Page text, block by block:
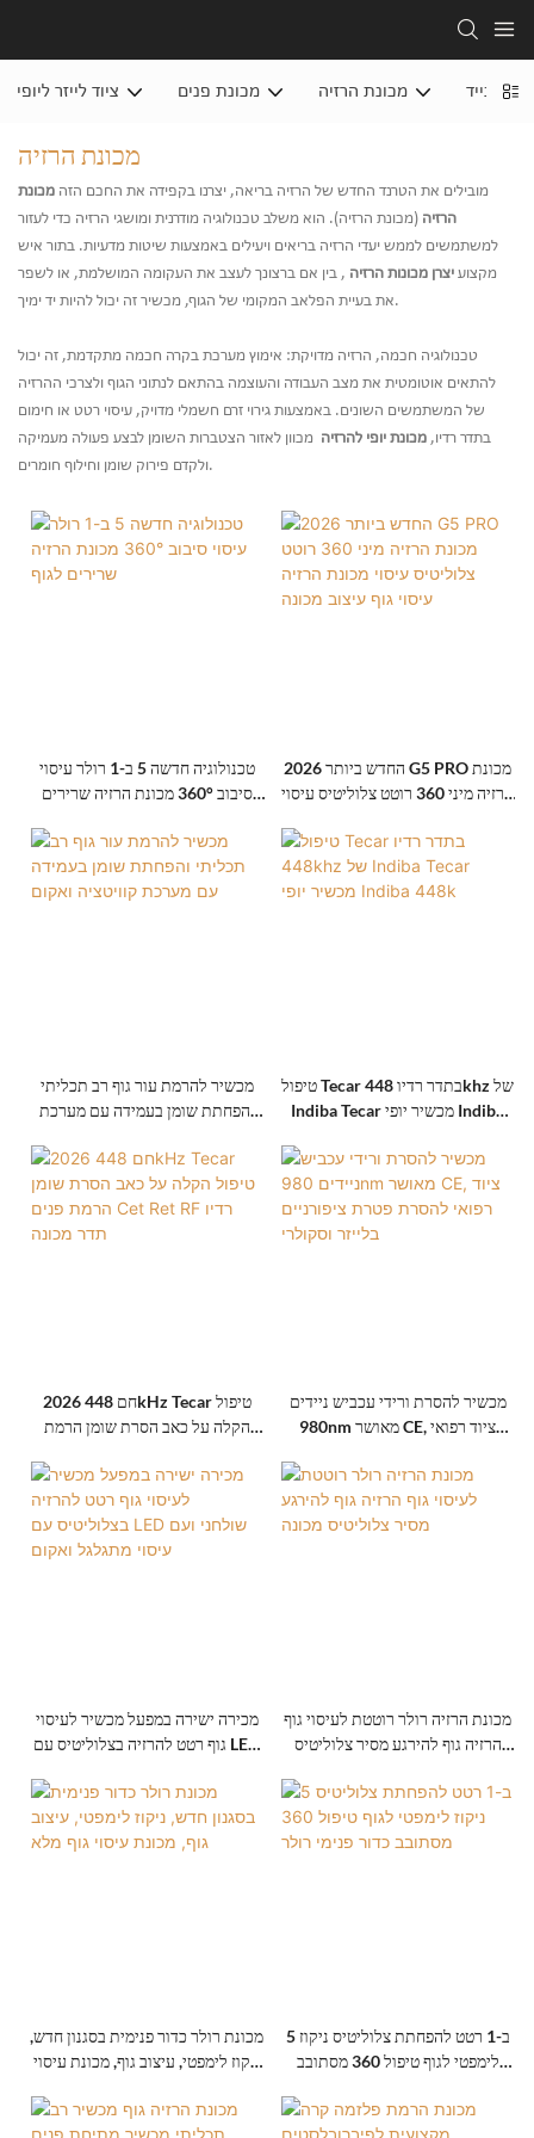
ציוד לייזר ליופי מכונת פנים מכונת הרזיה נייד
מכונת הרזיה
מובילים את הטרנד החדש של הרזיה בריאה, יצרנו בקפידה את החכם הזה מכונת
הרזיה (מכונת הרזיה). הוא משלב טכנולוגיה מודרנית ומושגי הרזיה כדי לעזור
למשתמשים לממש יעדי הרזיה בריאים ויעילים באמצעות שיטות מדעיות. בתור איש
מקצוע יצרן מכונות הרזיה , בין אם ברצונך לעצב את העקומה המושלמת, או לשפר
את בעיית הפלאב המקומי של הגוף, מכשיר זה יכול להיות יד ימיך.
טכנולוגיה חכמה, הרזיה מדויקת: אימוץ מערכת בקרה חכמה מתקדמת, זה יכול
להתאים אוטומטית את מצב העבודה והעוצמה בהתאם לנתוני הגוף ולצרכי ההרזיה
של המשתמשים השונים. באמצעות גירוי זרם חשמלי מדויק, עיסוי רטט או חימום
בתדר רדיו, מכונת יופי להרזיה מכוון לאזור הצטברות השומן לבצע פעולה מעמיקה
ולקדם פירוק שומן וחילוף חומרים.
טכנולוגיה חדשה 5 ב-1 רולר עיסוי
סיבוב 360° מכונת הרזיה שרירים
2026 החדש ביותר G5 PRO מכונת
הרזיה מיני 360 רוטט צלוליטיס עיסוי
מכשיר להרמת עור גוף רב תכליתי
והפחתת שומן בעמידה עם מערכת
טיפול Tecar בתדר רדיו 448khz של
Indiba Tecar מכשיר יופי Indiba
2026 חם 448kHz Tecar טיפול
הקלה על כאב הסרת שומן הרמת
מכשיר להסרת ורידי עכביש ניידים
980nm מאושר CE, ציוד רפואי
וסקולרי
מכירה ישירה במפעל מכשיר לעיסוי
גוף רטט להרזיה בצלוליטיס עם LED
מכונת הרזיה רולר רוטטת לעיסוי גוף
הרזיה גוף להירגע מסיר צלוליטיס
מכונת רולר כדור פנימית בסגנון חדש,
ניקוז לימפטי, עיצוב גוף, מכונת עיסוי
5 ב-1 רטט להפחתת צלוליטיס ניקוז
לימפטי לגוף טיפול 360 מסתובב